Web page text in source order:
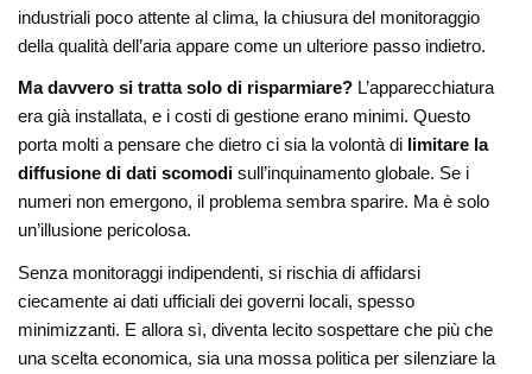
industriali poco attente al clima, la chiusura del monitoraggio
della qualità dell’aria appare come un ulteriore passo indietro.
Ma davvero si tratta solo di risparmiare? L’apparecchiatura
era già installata, e i costi di gestione erano minimi. Questo
porta molti a pensare che dietro ci sia la volontà di limitare la
diffusione di dati scomodi sull’inquinamento globale. Se i
numeri non emergono, il problema sembra sparire. Ma è solo
un’illusione pericolosa.
Senza monitoraggi indipendenti, si rischia di affidarsi
ciecamente ai dati ufficiali dei governi locali, spesso
minimizzanti. E allora sì, diventa lecito sospettare che più che
una scelta economica, sia una mossa politica per silenziare la